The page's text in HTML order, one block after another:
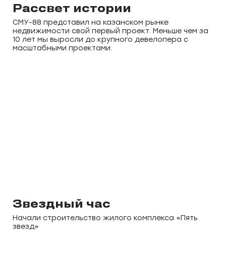
Рассвет истории
СМУ-88 представил на казанском рынке
недвижимости свой первый проект. Меньше чем за
10 лет мы выросли до крупного девелопера с
масштабными проектами.
Звездный час
Начали строительство жилого комплекса «Пять
звезд»